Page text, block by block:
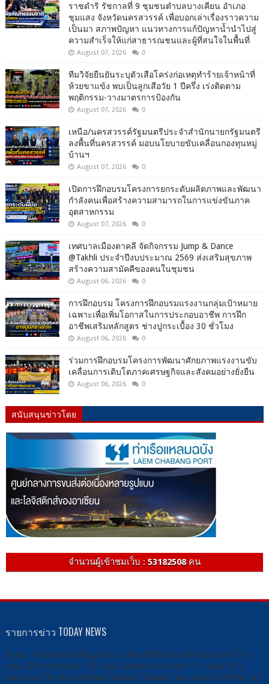
ราชดำริ รัชกาลที่ 9 ชุมชนตำบลบางเคียน อำเภอ
ชุมแสง จังหวัดนครสวรรค์ เพื่อบอกเล่าเรื่องราวความ
เป็นมา สภาพปัญหา แนวทางการแก้ปัญหาน้ำนำไปสู่
ความสำเร็จให้แก่สาธารณชนและผู้ที่สนใจในพื้นที่
August 07, 2026 0
ทีมวิจัยยืนยันระบุตัวเสือโคร่งก่อเหตุทำร้ายเจ้าหน้าที่
ห้วยขาแข้ง พบเป็นลูกเสือวัย 1 ปีครึ่ง เร่งติดตาม
พฤติกรรม-วางมาตรการป้องกัน
August 07, 2026 0
เหนือ/นครสวรรค์รัฐมนตรีประจำสำนักนายกรัฐมนตรี
ลงพื้นที่นครสวรรค์ มอบนโยบายขับเคลื่อนกองทุนหมู่
บ้านฯ
August 07, 2026 0
เปิดการฝึกอบรมโครงการยกระดับผลิตภาพและพัฒนา
กำลังคนเพื่อสร้างความสามารถในการแข่งขันภาค
อุตสาหกรรม
August 07, 2026 0
เทศบาลเมืองตาคลี จัดกิจกรรม Jump & Dance
@Takhli ประจำปีงบประมาณ 2569 ส่งเสริมสุขภาพ
สร้างความสามัคคีของคนในชุมชน
August 06, 2026 0
การฝึกอบรม โครงการฝึกอบรมแรงงานกลุ่มเป้าหมาย
เฉพาะเพื่อเพิ่มโอกาสในการประกอบอาชีพ การฝึก
อาชีพเสริมหลักสูตร ช่างปูกระเบื้อง 30 ชั่วโมง
August 06, 2026 0
ร่วมการฝึกอบรมโครงการพัฒนาศักยภาพแรงงานขับ
เคลื่อนการเติบโตภาคเศรษฐกิจและสังคมอย่างยั่งยืน
August 06, 2026 0
สนับสนุนข่าวโดย
จำนวนผู้เข้าชมเว็บ : 53182508คน
รายการข่าว TODAY NEWS
รับชม -ผ่านกล่องรับสัญญาณดาวเทียมได้ที่ กล่อง PSI หมายเลข 212
กล่อง IPM หมายเลข 115 กล่อง Sunbox หมายเลข 113 กล่อง DTV
หมายเลข 79 กล่อง Infosat/ Ideasat/ Thaisat / หมายเลข 114 หรือ 167